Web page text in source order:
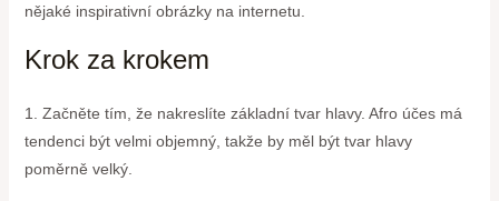
nějaké inspirativní obrázky na internetu.
Krok za krokem
1. Začněte tím, že nakreslíte základní tvar hlavy. Afro účes má
tendenci být velmi objemný, takže by měl být tvar hlavy
poměrně velký.